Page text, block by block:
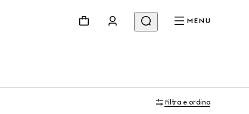
MENU
Filtra e ordina